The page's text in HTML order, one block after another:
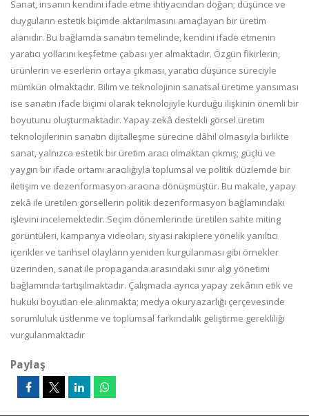
Sanat, insanın kendini ifade etme ihtiyacından doğan; düşünce ve
duyguların estetik biçimde aktarılmasını amaçlayan bir üretim
alanıdır. Bu bağlamda sanatın temelinde, kendini ifade etmenin
yaratıcı yollarını keşfetme çabası yer almaktadır. Özgün fikirlerin,
ürünlerin ve eserlerin ortaya çıkması, yaratıcı düşünce süreciyle
mümkün olmaktadır. Bilim ve teknolojinin sanatsal üretime yansıması
ise sanatın ifade biçimi olarak teknolojiyle kurduğu ilişkinin önemli bir
boyutunu oluşturmaktadır. Yapay zekâ destekli görsel üretim
teknolojilerinin sanatın dijitalleşme sürecine dâhil olmasıyla birlikte
sanat, yalnızca estetik bir üretim aracı olmaktan çıkmış; güçlü ve
yaygın bir ifade ortamı aracılığıyla toplumsal ve politik düzlemde bir
iletişim ve dezenformasyon aracına dönüşmüştür. Bu makale, yapay
zekâ ile üretilen görsellerin politik dezenformasyon bağlamındaki
işlevini incelemektedir. Seçim dönemlerinde üretilen sahte miting
görüntüleri, kampanya videoları, siyasi rakiplere yönelik yanıltıcı
içerikler ve tarihsel olayların yeniden kurgulanması gibi örnekler
üzerinden, sanat ile propaganda arasındaki sınır algı yönetimi
bağlamında tartışılmaktadır. Çalışmada ayrıca yapay zekânın etik ve
hukuki boyutları ele alınmakta; medya okuryazarlığı çerçevesinde
sorumluluk üstlenme ve toplumsal farkındalık geliştirme gerekliliği
vurgulanmaktadır
Paylaş